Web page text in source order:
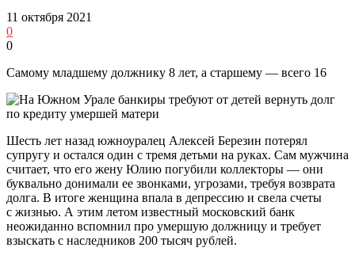
11 октября 2021
0
0
Самому младшему должнику 8 лет, а старшему — всего 16
Шесть лет назад южноуралец Алексей Березин потерял
супругу и остался один с тремя детьми на руках. Сам мужчина
считает, что его жену Юлию погубили коллекторы — они
буквально донимали ее звонками, угрозами, требуя возврата
долга. В итоге женщина впала в депрессию и свела счеты
с жизнью. А этим летом известный московский банк
неожиданно вспомнил про умершую должницу и требует
взыскать с наследников 200 тысяч рублей.